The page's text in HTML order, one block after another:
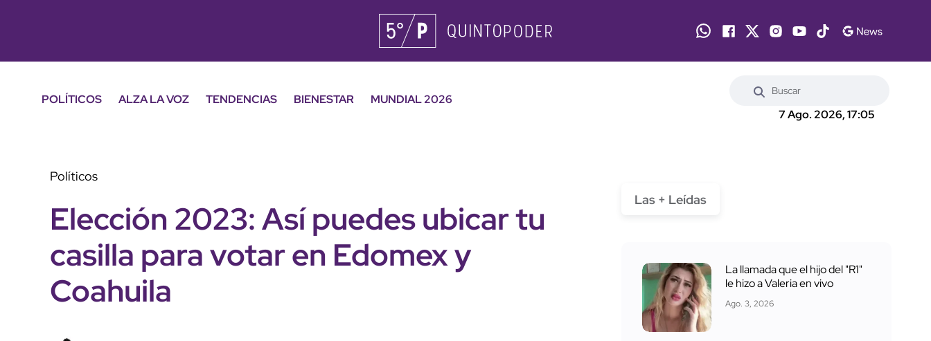
POLÍTICOS ALZA LA VOZ TENDENCIAS BIENESTAR
MUNDIAL 2026
7 Ago. 2026, 17:05
Políticos
Elección 2023: Así puedes ubicar tu
casilla para votar en Edomex y
Coahuila
Las + Leídas
La llamada que el hijo del "R1"
le hizo a Valeria en vivo
Ago. 3, 2026